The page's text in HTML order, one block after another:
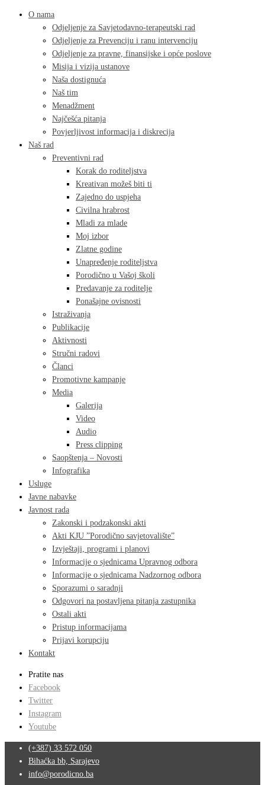
O nama
Odjeljenje za Savjetodavno-terapeutski rad
Odjeljenje za Prevenciju i ranu intervenciju
Odjeljenje za pravne, finansijske i opće poslove
Misija i vizija ustanove
Naša dostignuća
Naš tim
Menadžment
Najčešća pitanja
Povjerljivost informacija i diskrecija
Naš rad
Preventivni rad
Korak do roditeljstva
Kreativan možeš biti ti
Zajedno do uspjeha
Civilna hrabrost
Mladi za mlade
Moj izbor
Zlatne godine
Unapređenje roditeljstva
Porodično u Vašoj školi
Predavanje za roditelje
Ponašajne ovisnosti
Istraživanja
Publikacije
Aktivnosti
Stručni radovi
Članci
Promotivne kampanje
Media
Galerija
Video
Audio
Press clipping
Saopštenja – Novosti
Infografika
Usluge
Javne nabavke
Javnost rada
Zakonski i podzakonski akti
Akti KJU ”Porodično savjetovalište”
Izvještaji, programi i planovi
Informacije o sjednicama Upravnog odbora
Informacije o sjednicama Nadzornog odbora
Sporazumi o saradnji
Odgovori na postavljena pitanja zastupnika
Ostali akti
Pristup informacijama
Prijavi korupciju
Kontakt
Pratite nas
Facebook
Twitter
Instagram
Youtube
(+387) 33 572 050
Bihaćka bb, Sarajevo
info@porodicno.ba